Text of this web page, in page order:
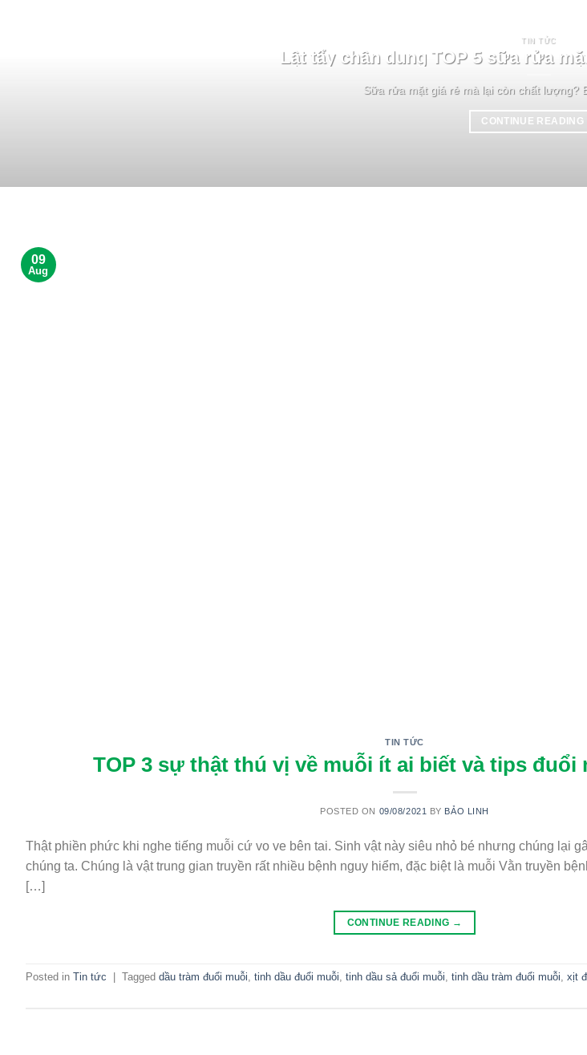
TIN TỨC
Lật tẩy chân dung TOP 5 sữa rửa
Sữa rửa mặt giá rẻ mà lại còn chất lượng?
CONTINUE READING
09
Aug
TIN TỨC
TOP 3 sự thật thú vị về muỗi ít ai biết và tips đuổi
POSTED ON 09/08/2021 BY BẢO LINH
Thật phiền phức khi nghe tiếng muỗi cứ vo ve bên tai. Sinh vật này siêu nhỏ bé nhưng chúng lại
chúng ta. Chúng là vật trung gian truyền rất nhiều bệnh nguy hiểm, đặc biệt là muỗi Vằn truyền
[…]
CONTINUE READING →
Posted in Tin tức Tagged dầu tràm đuổi muỗi, tinh dầu đuổi muỗi, tinh dầu sả đuổi muỗi, tinh dầu tràm đuổi muỗi, xịt